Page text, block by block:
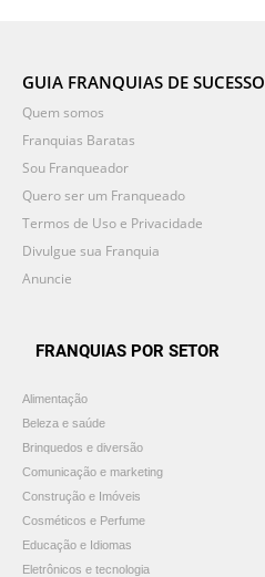
GUIA FRANQUIAS DE SUCESSO
Quem somos
Franquias Baratas
Sou Franqueador
Quero ser um Franqueado
Termos de Uso e Privacidade
Divulgue sua Franquia
Anuncie
FRANQUIAS POR SETOR
Alimentação
Beleza e saúde
Brinquedos e diversão
Comunicação e marketing
Construção e Imóveis
Cosméticos e Perfume
Educação e Idiomas
Eletrônicos e tecnologia